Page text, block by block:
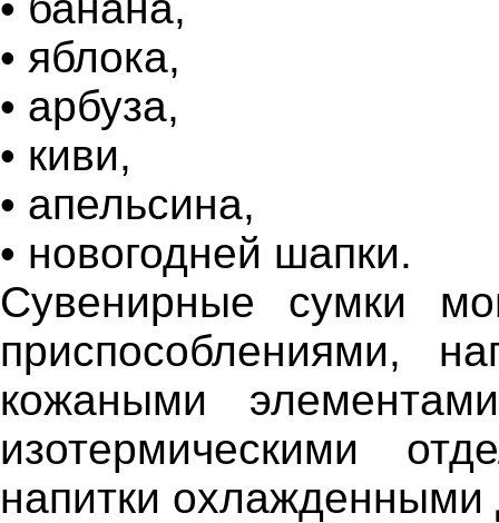
• яблока,
• арбуза,
• киви,
• апельсина,
• новогодней шапки.
Сувенирные сумки
приспособлениями,
кожаными
изотермическими
напитки охлажденными